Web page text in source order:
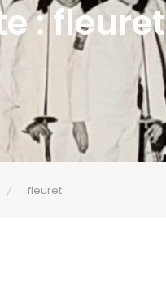
:fleuret
fleuret